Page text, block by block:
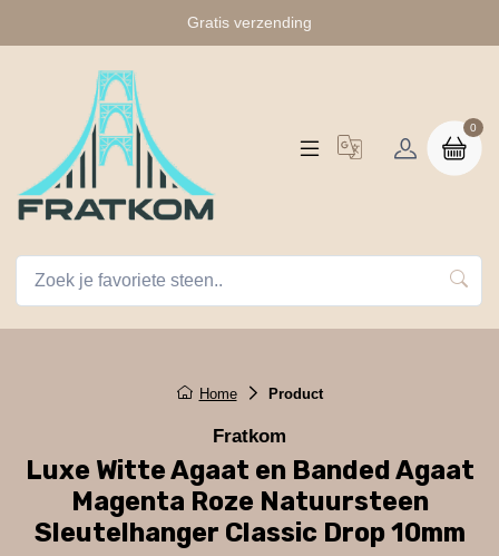
Gratis verzending
0
Home Product
Fratkom
Luxe Witte Agaat en Banded Agaat
Magenta Roze Natuursteen
Sleutelhanger Classic Drop 10mm